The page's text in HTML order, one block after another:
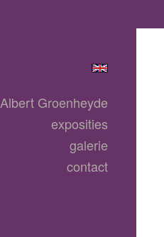
Albert Groenheyde
exposities
galerie
contact